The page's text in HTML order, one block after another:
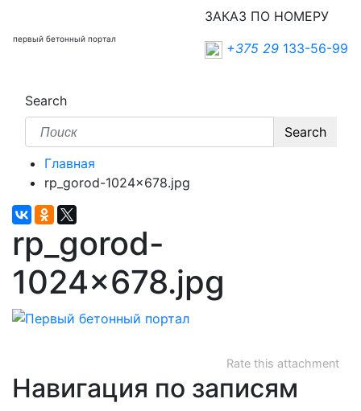
первый бетонный портал
ЗАКАЗ ПО НОМЕРУ
+375 29 133-56-99
Search
Search
Главная
rp_gorod-1024×678.jpg
rp_gorod-
1024×678.jpg
Rate this attachment
Навигация по записям